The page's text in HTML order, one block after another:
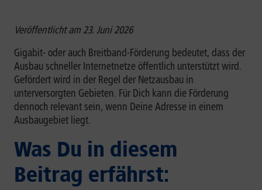
Veröffentlicht am 23. Juni 2026
Gigabit- oder auch Breitband-Förderung bedeutet, dass der
Ausbau schneller Internetnetze öffentlich unterstützt wird.
Gefördert wird in der Regel der Netzausbau in
unterversorgten Gebieten. Für Dich kann die Förderung
dennoch relevant sein, wenn Deine Adresse in einem
Ausbaugebiet liegt.
Was Du in diesem
Beitrag erfährst: